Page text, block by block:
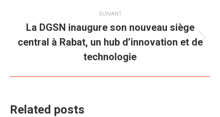
SUIVANT
Article
suivant
La DGSN inaugure son nouveau siège
central à Rabat, un hub d’innovation et de
technologie
Related posts